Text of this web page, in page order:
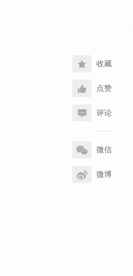
收藏
点赞
评论
享
到
微信
微博